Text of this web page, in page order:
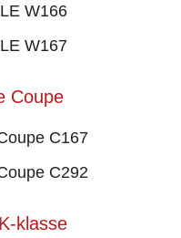
W166
W167
Coupe
C167
C292
klasse